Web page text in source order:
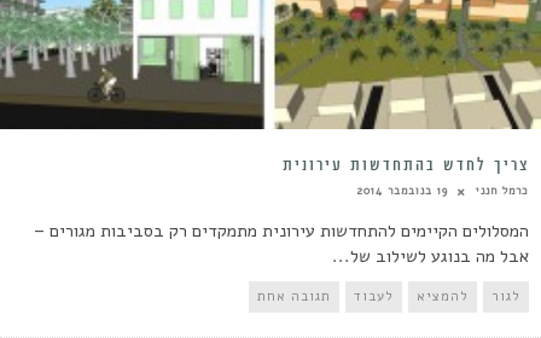
צריך לחדש בהתחדשות עירונית
כרמל חנני 19 בנובמבר 2014
המסלולים הקיימים להתחדשות עירונית מתמקדים רק בסביבות מגורים –
אבל מה בנוגע לשילוב של...
לגור להמציא לעבוד תגובה אחת